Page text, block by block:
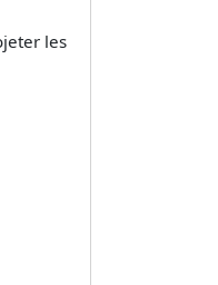
les